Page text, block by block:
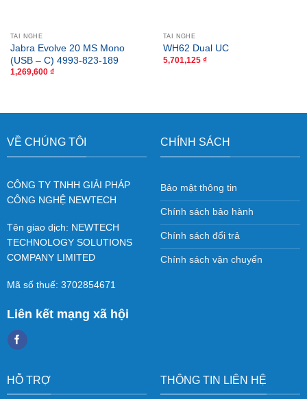
TAI NGHE
Jabra Evolve 20 MS Mono
(USB – C) 4993-823-189
1,269,600 ₫
TAI NGHE
WH62 Dual UC
5,701,125 ₫
VỀ CHÚNG TÔI
CÔNG TY TNHH GIẢI PHÁP
CÔNG NGHỆ NEWTECH
Tên giao dịch: NEWTECH
TECHNOLOGY SOLUTIONS
COMPANY LIMITED
Mã số thuế: 3702854671
Liên kết mạng xã hội
CHÍNH SÁCH
Bảo mật thông tin
Chính sách bảo hành
Chính sách đổi trả
Chính sách vận chuyển
HỖ TRỢ THÔNG TIN LIÊN HỆ